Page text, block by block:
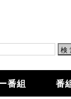
番組 番